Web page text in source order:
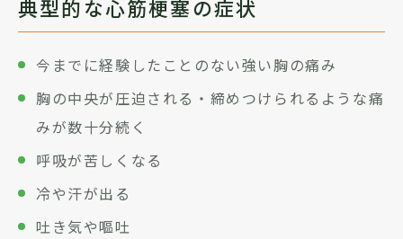
典型的な心筋梗塞の症状
今までに経験したことのない強い胸の痛み
胸の中央が圧迫される・締めつけられるような痛
みが数十分続く
呼吸が苦しくなる
冷や汗が出る
吐き気や嘔吐